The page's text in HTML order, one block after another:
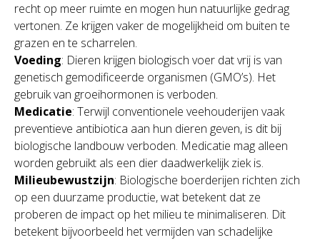
recht op meer ruimte en mogen hun natuurlijke gedrag
vertonen. Ze krijgen vaker de mogelijkheid om buiten te
grazen en te scharrelen.
Voeding: Dieren krijgen biologisch voer dat vrij is van
genetisch gemodificeerde organismen (GMO’s). Het
gebruik van groeihormonen is verboden.
Medicatie: Terwijl conventionele veehouderijen vaak
preventieve antibiotica aan hun dieren geven, is dit bij
biologische landbouw verboden. Medicatie mag alleen
worden gebruikt als een dier daadwerkelijk ziek is.
Milieubewustzijn: Biologische boerderijen richten zich
op een duurzame productie, wat betekent dat ze
proberen de impact op het milieu te minimaliseren. Dit
betekent bijvoorbeeld het vermijden van schadelijke